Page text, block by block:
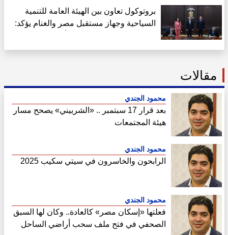
بروتوكول تعاون بين الهيئة العامة للتنمية
السياحية وجهاز مستقبل مصر والغنام يؤكد:
مقالات
محمود الجندي
بعد قرار 17 سبتمبر .. «الشربيني» يصحح مسار
هيئة المجتمعات
محمود الجندي
الرابحون والخاسرون في سيتي سكيب 2025
محمود الجندي
فعلتها «إسكان مصر» كالعادة.. وكان لها السبق
الصحفي في فتح ملف سحب أراضي الساحل